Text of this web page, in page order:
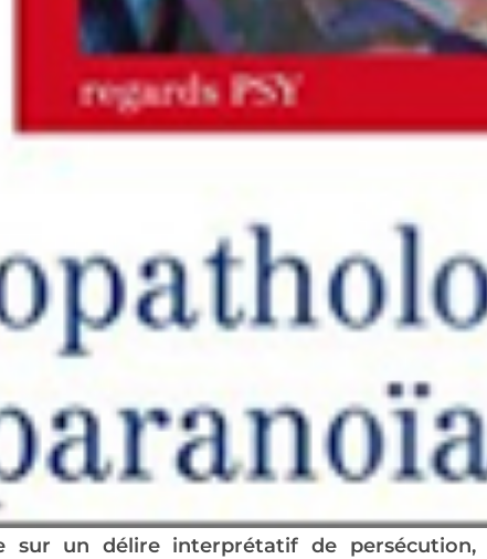
sur un délire interprétatif de persécution,